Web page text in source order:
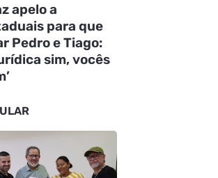
apelo a
para que
Pedro e Tiago:
sim, vocês